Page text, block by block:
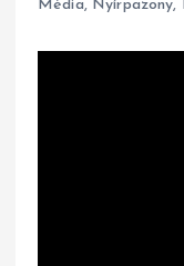
Média, Nyírpazony,